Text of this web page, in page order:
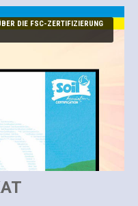
DIE FSC-ZERTIFIZIERUNG